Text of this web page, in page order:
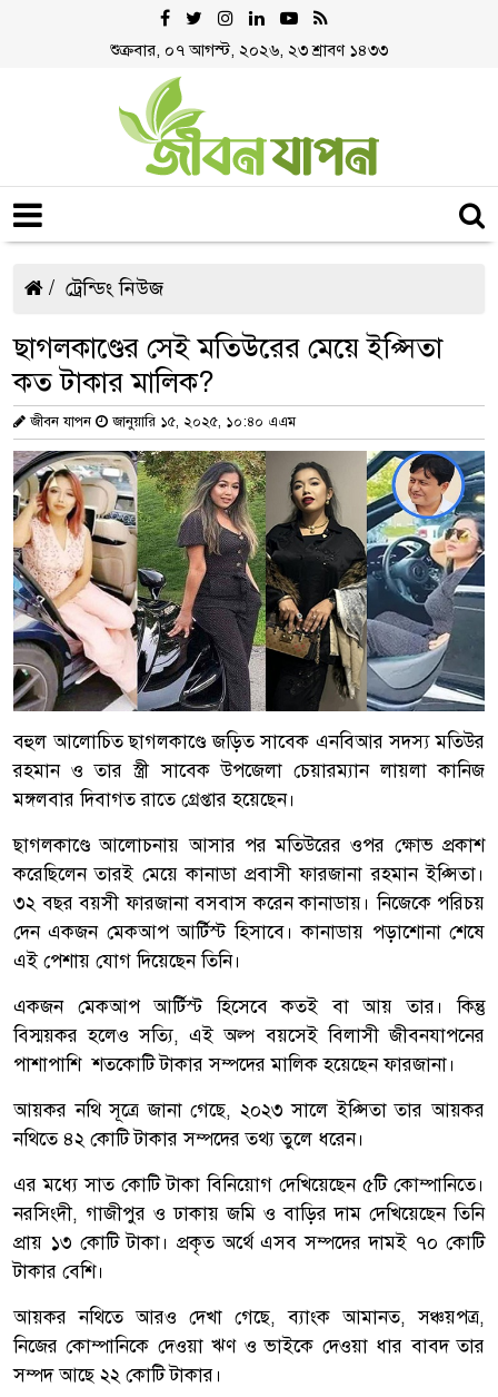
শুক্রবার, ০৭ আগস্ট, ২০২৬, ২৩ শ্রাবণ ১৪৩৩
ট্রেন্ডিং নিউজ
ছাগলকাণ্ডের সেই মতিউরের মেয়ে ইপ্সিতা
কত টাকার মালিক?
জীবন যাপন জানুয়ারি ১৫, ২০২৫, ১০:৪০ এএম
বহুল আলোচিত ছাগলকাণ্ডে জড়িত সাবেক এনবিআর সদস্য মতিউর
রহমান ও তার স্ত্রী সাবেক উপজেলা চেয়ারম্যান লায়লা কানিজ
মঙ্গলবার দিবাগত রাতে গ্রেপ্তার হয়েছেন।
ছাগলকাণ্ডে আলোচনায় আসার পর মতিউরের ওপর ক্ষোভ প্রকাশ
করেছিলেন তারই মেয়ে কানাডা প্রবাসী ফারজানা রহমান ইপ্সিতা।
৩২ বছর বয়সী ফারজানা বসবাস করেন কানাডায়। নিজেকে পরিচয়
দেন একজন মেকআপ আর্টিস্ট হিসাবে। কানাডায় পড়াশোনা শেষে
এই পেশায় যোগ দিয়েছেন তিনি।
একজন মেকআপ আর্টিস্ট হিসেবে কতই বা আয় তার। কিন্তু
বিস্ময়কর হলেও সত্যি, এই অল্প বয়সেই বিলাসী জীবনযাপনের
পাশাপাশি শতকোটি টাকার সম্পদের মালিক হয়েছেন ফারজানা।
আয়কর নথি সূত্রে জানা গেছে, ২০২৩ সালে ইপ্সিতা তার আয়কর
নথিতে ৪২ কোটি টাকার সম্পদের তথ্য তুলে ধরেন।
এর মধ্যে সাত কোটি টাকা বিনিয়োগ দেখিয়েছেন ৫টি কোম্পানিতে।
নরসিংদী, গাজীপুর ও ঢাকায় জমি ও বাড়ির দাম দেখিয়েছেন তিনি
প্রায় ১৩ কোটি টাকা। প্রকৃত অর্থে এসব সম্পদের দামই ৭০ কোটি
টাকার বেশি।
আয়কর নথিতে আরও দেখা গেছে, ব্যাংক আমানত, সঞ্চয়পত্র,
নিজের কোম্পানিকে দেওয়া ঋণ ও ভাইকে দেওয়া ধার বাবদ তার
সম্পদ আছে ২২ কোটি টাকার।